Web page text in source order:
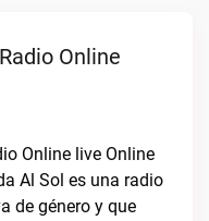
Online
Online live Online
Al Sol es una radio
de género y que